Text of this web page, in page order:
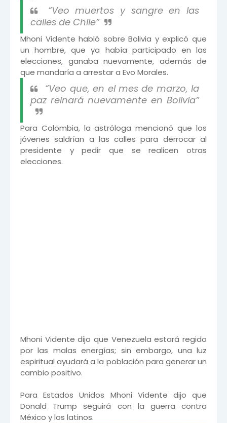
“Veo muertos y sangre en las
calles de Chile”
Mhoni Vidente habló sobre Bolivia y explicó que
un hombre, que ya había participado en las
elecciones, ganaba nuevamente, además de
que mandaría a arrestar a Evo Morales.
“Veo que, en el mes de marzo, la
paz reinará nuevamente en Bolivia”
Para Colombia, la astróloga mencionó que los
jóvenes saldrían a las calles para derrocar al
presidente y pedir que se realicen otras
elecciones.
Mhoni Vidente dijo que Venezuela estará regido
por las malas energías; sin embargo, una luz
espiritual ayudará a la población para generar un
cambio positivo.
Para Estados Unidos Mhoni Vidente dijo que
Donald Trump seguirá con la guerra contra
México y los latinos.